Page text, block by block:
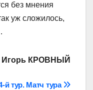
без мнения
уж сложилось,
Игорь КРОВНЫЙ
й тур. Матч тура